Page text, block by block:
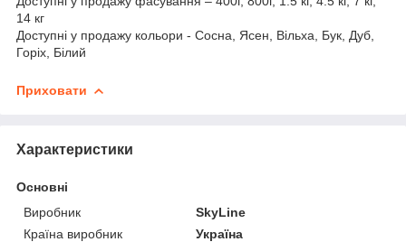
14 кг
Доступні у продажу кольори - Сосна, Ясен, Вільха, Бук, Дуб,
Горіх, Білий
Приховати
Характеристики
Основні
Виробник
SkyLine
Країна виробник
Україна